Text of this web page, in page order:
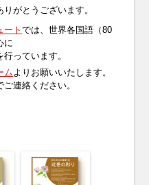
がとうございます。
ートでは、世界各国語（80
に
っています。
ム よりお願いいたします。
連絡ください。